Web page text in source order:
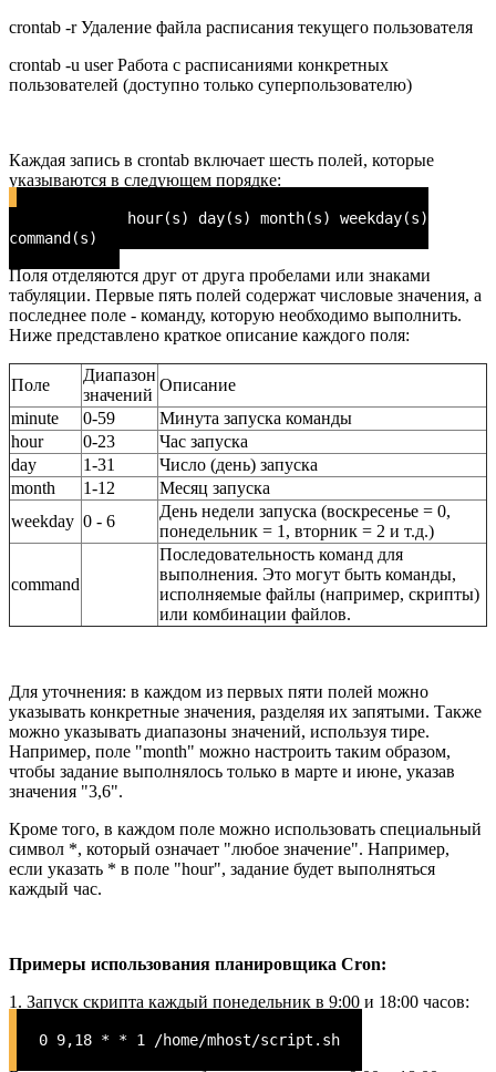
crontab -r Удаление файла расписания текущего пользователя
crontab -u user Работа с расписаниями конкретных
пользователей (доступно только суперпользователю)
Каждая запись в crontab включает шесть полей, которые
указываются в следующем порядке:
minute(s) hour(s) day(s) month(s) weekday(s)
command(s)
Поля отделяются друг от друга пробелами или знаками
табуляции. Первые пять полей содержат числовые значения, а
последнее поле - команду, которую необходимо выполнить.
Ниже представлено краткое описание каждого поля:
Поле
Диапазон
значений
Описание
minute
0-59
Минута запуска команды
hour
0-23
Час запуска
day
1-31
Число (день) запуска
month
1-12
Месяц запуска
weekday 0 - 6
День недели запуска (воскресенье = 0,
понедельник = 1, вторник = 2 и т.д.)
command
Последовательность команд для
выполнения. Это могут быть команды,
исполняемые файлы (например, скрипты)
или комбинации файлов.
Для уточнения: в каждом из первых пяти полей можно
указывать конкретные значения, разделяя их запятыми. Также
можно указывать диапазоны значений, используя тире.
Например, поле "month" можно настроить таким образом,
чтобы задание выполнялось только в марте и июне, указав
значения "3,6".
Кроме того, в каждом поле можно использовать специальный
символ *, который означает "любое значение". Например,
если указать * в поле "hour", задание будет выполняться
каждый час.
Примеры использования планировщика Cron:
1. Запуск скрипта каждый понедельник в 9:00 и 18:00 часов:
0 9,18 * * 1 /home/mhost/script.sh